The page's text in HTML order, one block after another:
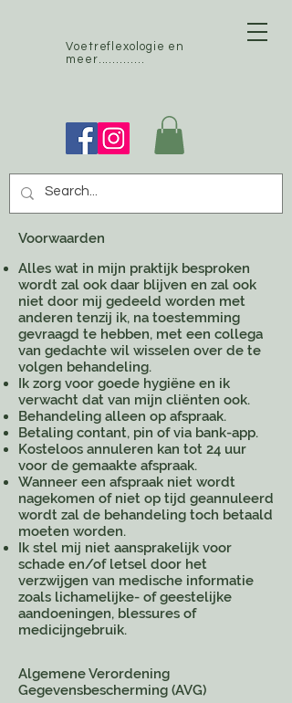
Voetreflexologie en
meer.............
Voorwaarden
Alles wat in mijn praktijk besproken
wordt zal ook daar blijven en zal ook
niet door mij gedeeld worden met
anderen tenzij ik, na toestemming
gevraagd te hebben, met een collega
van gedachte wil wisselen over de te
volgen behandeling.
Ik zorg voor goede hygiëne en ik
verwacht dat van mijn cliënten ook.
Behandeling alleen op afspraak.
Betaling contant, pin of via bank-app.
Kosteloos annuleren kan tot 24 uur
voor de gemaakte afspraak.
Wanneer een afspraak niet wordt
nagekomen of niet op tijd geannuleerd
wordt zal de behandeling toch betaald
moeten worden.
Ik stel mij niet aansprakelijk voor
schade en/of letsel door het
verzwijgen van medische informatie
zoals lichamelijke- of geestelijke
aandoeningen, blessures of
medicijngebruik.
Algemene Verordening
Gegevensbescherming (AVG)